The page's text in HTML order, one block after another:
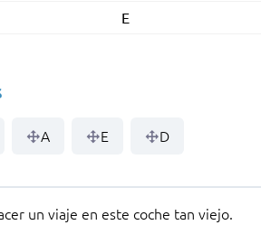
E
A E D
un viaje en este coche tan viejo.